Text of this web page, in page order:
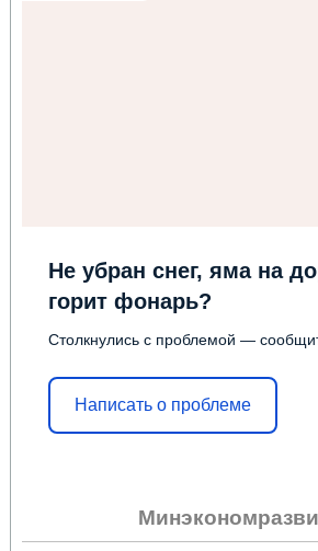
Не убран снег, яма на
горит фонарь?
Столкнулись с проблемой —
Написать о проблеме